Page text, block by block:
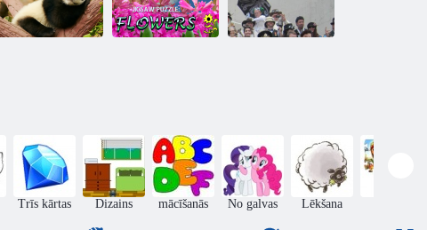
Trīs kārtas Dizains mācīšanās No galvas Lēkšana